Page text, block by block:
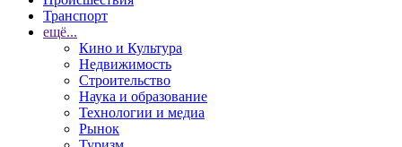
Транспорт
ещё...
Кино и Культура
Недвижимость
Строительство
Наука и образование
Технологии и медиа
Рынок